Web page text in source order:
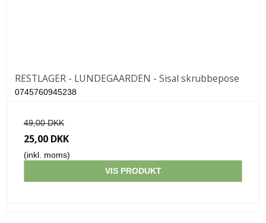
RESTLAGER - LUNDEGAARDEN - Sisal skrubbepose
0745760945238
49,00 DKK
25,00 DKK
(inkl. moms)
VIS PRODUKT